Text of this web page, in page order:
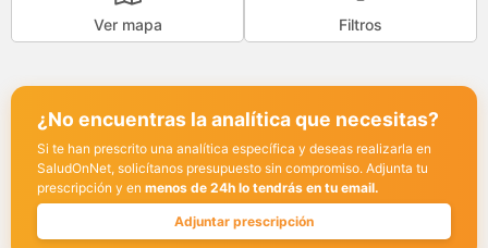
Ver mapa Filtros
¿No encuentras la analítica que necesitas?
Si te han prescrito una analítica específica y deseas realizarla en
SaludOnNet, solicítanos presupuesto sin compromiso. Adjunta tu
prescripción y en menos de 24h lo tendrás en tu email.
Adjuntar prescripción